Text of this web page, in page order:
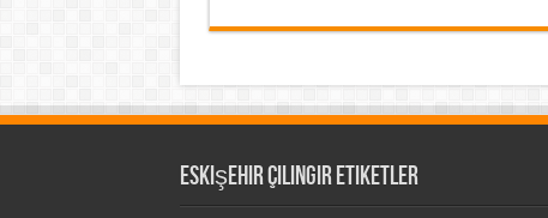
Eskişehir Çilingir Etiketler